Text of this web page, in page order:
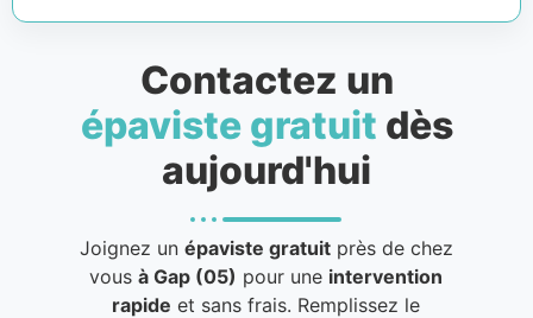
Contactez un
épaviste gratuit dès
aujourd'hui
Joignez un épaviste gratuitprès de chez
vousà Gap (05) pour une intervention
rapide et sans frais. Remplissez le